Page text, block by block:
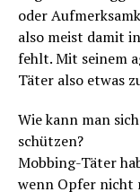
oder
also meist damit
fehlt. Mit seinem
Täter also etwas
Wie kann man
schützen?
Mobbing-Täter
wenn Opfer nicht